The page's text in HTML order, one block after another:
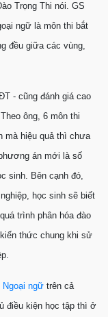
Trọng Thi nói. GS
ngữ là môn thi bắt
đều giữa các vùng,
- cũng đánh giá cao
ông, 6 môn thi
mà hiệu quả thì chưa
án mới là số
sinh. Bên cạnh đó,
học sinh sẽ biết
trình phân hóa đào
thức chung khi sử
Ngoại ngữ trên cả
điều kiện học tập thì ở